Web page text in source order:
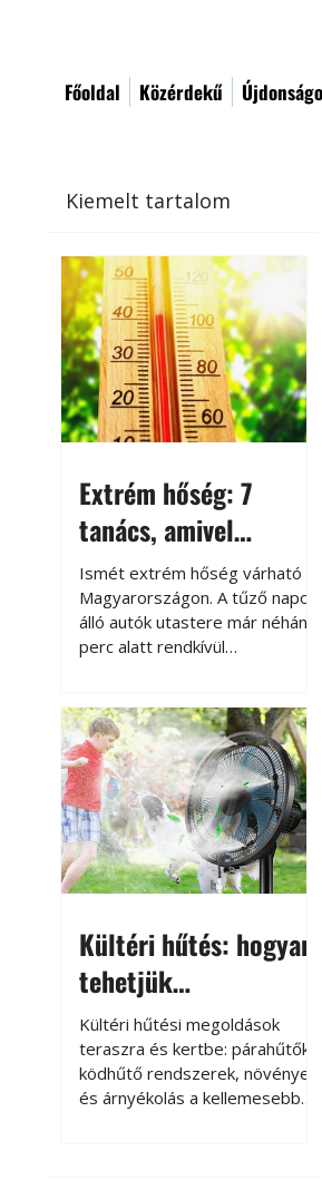
Főoldal Közérdekű
Kiemelt tartalom
Extrém hőség: 7
tanács, amivel
megóvhatjuk
autónkat a nyári
károktól
Ismét extrém hőség várható
Magyarországon. A tűző napon
álló autók utastere már néhány
perc alatt rendkívül
megközelítheti. Ez nemcsak a
beszállást teszi kellemetlenné,
hanem az autó állapotára és a
benne hagyott tárgyakra is
káros hatással lehet. Néhány
egyszerű óvintézkedéssel
azonban jelentősen
csökkenthetjük a hőség káros
Kültéri hűtés: hogyan
tehetjük
kellemesebbé a
teraszt és a kertet?
Kültéri hűtési megoldások
teraszra és kertbe: párahűtők,
ködhűtő rendszerek, növények
és árnyékolás a kellemesebb